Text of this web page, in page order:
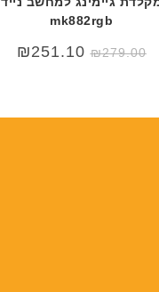
mk882rgb
₪279.00
₪251.10